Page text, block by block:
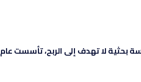
لا تهدف إلى الربح، تأسست عام 2019.